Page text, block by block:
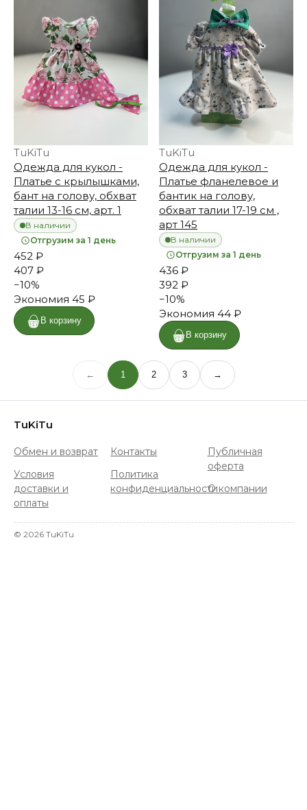
TuKiTu
Одежда для кукол -
Платье с крылышками,
бант на голову, обхват
талии 13-16 см, арт. 1
В наличии
Отгрузим за 1 день
452 ₽
407 ₽
−10%
Экономия 45 ₽
В корзину
TuKiTu
Одежда для кукол -
Платье фланелевое и
бантик на голову,
обхват талии 17-19 см ,
арт 145
В наличии
Отгрузим за 1 день
436 ₽
392 ₽
−10%
Экономия 44 ₽
В корзину
← 1 2 3 →
TuKiTu
Обмен и возврат
Условия
доставки и
оплаты
Контакты
Политика
конфиденциальности
Публичная
оферта
О компании
© 2026 TuKiTu